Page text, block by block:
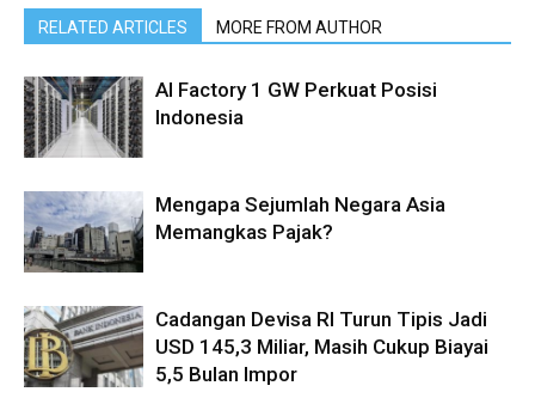
RELATED ARTICLES MORE FROM AUTHOR
AI Factory 1 GW Perkuat Posisi
Indonesia
Mengapa Sejumlah Negara Asia
Memangkas Pajak?
Cadangan Devisa RI Turun Tipis Jadi
USD 145,3 Miliar, Masih Cukup Biayai
5,5 Bulan Impor